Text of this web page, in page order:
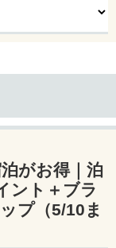
がお得｜泊
ント＋ブラ
プ（5/10ま